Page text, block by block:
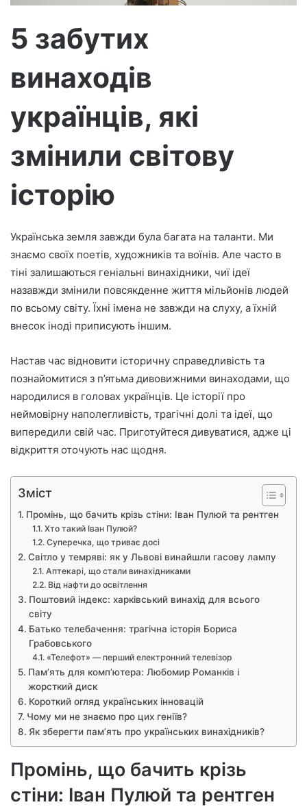
о
н
о
и
с
а
5 забутих
винаходів
українців, які
змінили світову
історію
Українська земля завжди була багата на таланти. Ми
знаємо своїх поетів, художників та воїнів. Але часто в
тіні залишаються геніальні винахідники, чиї ідеї
назавжди змінили повсякденне життя мільйонів людей
по всьому світу. Їхні імена не завжди на слуху, а їхній
внесок іноді приписують іншим.
Настав час відновити історичну справедливість та
познайомитися з п’ятьма дивовижними винаходами, що
народилися в головах українців. Це історії про
неймовірну наполегливість, трагічні долі та ідеї, що
випередили свій час. Приготуйтеся дивуватися, адже ці
відкриття оточують нас щодня.
Зміст
Промінь, що бачить крізь стіни: Іван Пулюй та рентген
Хто такий Іван Пулюй?
Суперечка, що триває досі
Світло у темряві: як у Львові винайшли гасову лампу
Аптекарі, що стали винахідниками
Від нафти до освітлення
Поштовий індекс: харківський винахід для всього
світу
Батько телебачення: трагічна історія Бориса
Грабовського
«Телефот» — перший електронний телевізор
Пам’ять для комп’ютера: Любомир Романків і
жорсткий диск
Короткий огляд українських інновацій
Чому ми не знаємо про цих геніїв?
Як зберегти пам’ять про українських винахідників?
Промінь, що бачить крізь
стіни: Іван Пулюй та рентген